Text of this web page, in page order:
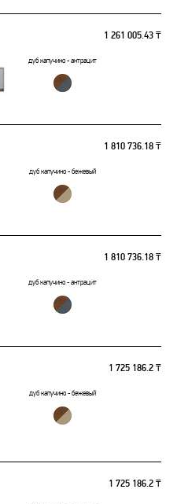
1 261 005.43 ₸
дуб капучино - антрацит
1 810 736.18 ₸
дуб капучино - бежевый
1 810 736.18 ₸
дуб капучино - антрацит
1 725 186.2 ₸
дуб капучино - бежевый
1 725 186.2 ₸